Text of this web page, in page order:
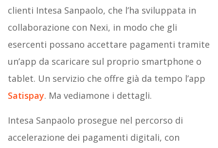
clienti Intesa Sanpaolo, che l’ha sviluppata in
collaborazione con Nexi, in modo che gli
esercenti possano accettare pagamenti tramite
un’app da scaricare sul proprio smartphone o
tablet. Un servizio che offre già da tempo l’app
Satispay. Ma vediamone i dettagli.
Intesa Sanpaolo prosegue nel percorso di
accelerazione dei pagamenti digitali, con